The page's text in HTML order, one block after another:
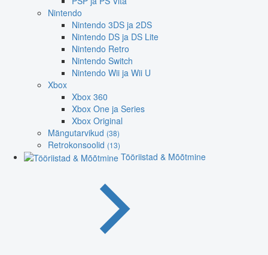
Nintendo
Nintendo 3DS ja 2DS
Nintendo DS ja DS Lite
Nintendo Retro
Nintendo Switch
Nintendo Wii ja Wii U
Xbox
Xbox 360
Xbox One ja Series
Xbox Original
Mängutarvikud (38)
Retrokonsoolid (13)
Tööriistad & Mõõtmine